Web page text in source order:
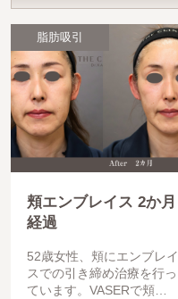
脂肪吸引
頬エンブレイス 2か月
経過
52歳女性、頬にエンブレイ
スでの引き締め治療を行っ
ています。VASERで頬の